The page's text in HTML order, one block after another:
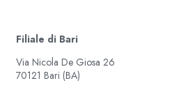
Filiale di Bari
Via Nicola De Giosa 26
70121 Bari (BA)